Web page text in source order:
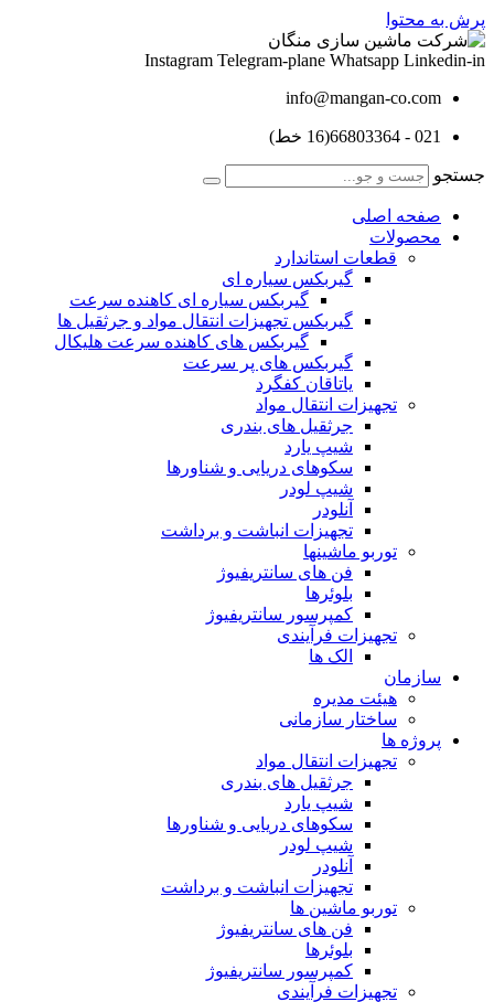
پرش به محتوا
Instagram Telegram-plane Whatsapp Linkedin-in
info@mangan-co.com
021 - 66803364(16 خط)
جستجو
صفحه اصلی
محصولات
قطعات استاندارد
گيربكس سياره ای
گيربكس سياره ای كاهنده سرعت
گيربكس تجهيزات انتقال مواد و جرثقيل ها
گيربكس های كاهنده سرعت هليكال
گيربكس های پر سرعت
ياتاقان كفگرد
تجهیزات انتقال مواد
جرثقیل های بندری
شیپ یارد
سکوهای دریایی و شناورها
شیپ لودر
آنلودر
تجهیزات انباشت و برداشت
توربو ماشینها
فن های سانتریفیوژ
بلوئرها
کمپرسور سانتریفیوژ
تجهیزات فرآیندی
الک ها
سازمان
هيئت مديره
ساختار سازمانی
پروژه ها
تجهيزات انتقال مواد
جرثقيل های بندری
شيپ يارد
سكوهای دريايی و شناورها
شيپ لودر
آنلودر
تجهيزات انباشت و برداشت
توربو ماشين ها
فن های سانتريفيوژ
بلوئرها
کمپرسور سانتریفیوژ
تجهیزات فرآیندی